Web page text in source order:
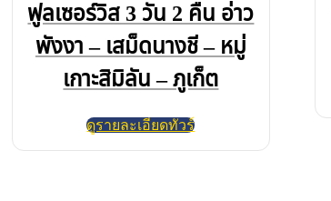
ฟูลเซอร์วิส 3 วัน 2 คืน อ่าว
พังงา – เสม็ดนางชี – หมู่
เกาะสิมิลัน – ภูเก็ต
ดูรายละเอียดทัวร์